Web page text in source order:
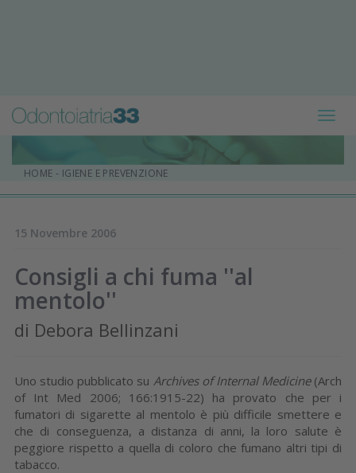
HOME - IGIENE E PREVENZIONE
15 Novembre 2006
Consigli a chi fuma ''al
mentolo''
di Debora Bellinzani
Uno studio pubblicato su Archives of Internal Medicine (Arch
of Int Med 2006; 166:1915-22) ha provato che per i
fumatori di sigarette al mentolo è più difficile smettere e
che di conseguenza, a distanza di anni, la loro salute è
peggiore rispetto a quella di coloro che fumano altri tipi di
tabacco.